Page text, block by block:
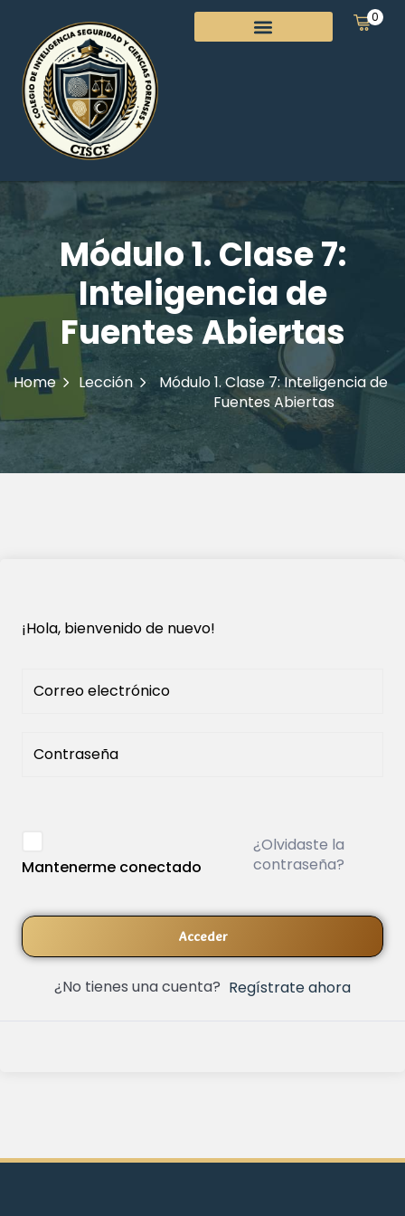
0
Módulo 1. Clase 7:
Inteligencia de
Fuentes Abiertas
Home Lección
Módulo 1. Clase 7: Inteligencia de
Fuentes Abiertas
¡Hola, bienvenido de nuevo!
Mantenerme conectado
¿Olvidaste la
contraseña?
Acceder
¿No tienes una cuenta? Regístrate ahora